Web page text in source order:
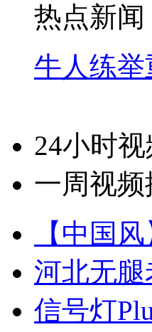
热点新闻
牛人练
24小时
一周视频
【中国
河北无腿
信号灯